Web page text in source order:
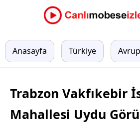
Anasayfa Türkiye
Trabzon Vakfıkebir
Mahallesi Uydu